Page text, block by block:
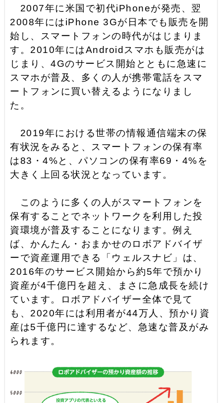
2007年に米国で初代iPhoneが発売、翌
2008年にはiPhone 3Gが日本でも販売を開
始し、スマートフォンの時代がはじまりま
す。2010年にはAndroidスマホも販売がは
じまり、4Gのサービス開始とともに急速に
スマホが普及、多くの人が携帯電話をスマ
ートフォンに買い替えるようになりまし
た。
2019年における世帯の情報通信端末の保
有状況をみると、スマートフォンの保有率
は83・4%と、パソコンの保有率69・4%を
大きく上回る状況となっています。
このように多くの人がスマートフォンを
保有することでネットワークを利用した投
資環境が普及することになります。例え
ば、かんたん・おまかせのロボアドバイザ
ーで資産運用できる「ウェルスナビ」は、
2016年のサービス開始から約5年で預かり
資産が4千億円を超え、まさに急成長を続け
ています。ロボアドバイザー全体で見て
も、2020年には利用者が44万人、預かり資
産は5千億円に達するなど、急速な普及がみ
られます。